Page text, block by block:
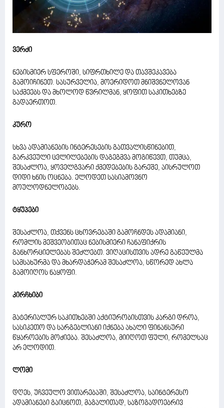
ვერძი
ნებისმიერ სფეროში, სიფრთხილე და თავშეკავება
გამოიჩინეთ. სასურველია, მოერიდოთ მნიშვნელოვან
საქმეებს და მხოლოდ წვრილმან, ყოფით საკითხებზე
გადაერთოთ.
კურო
სხვა ადამიანების ინტერესების გათვალისწინებით,
გარკვეული ცვლილებების დაგეგმვა მოგიწევთ, თუმცა,
შესაძლოა, ყოველგვარი ქმედებების გარეშე, აისრულოთ
დიდი ხნის ოცნება. ელოდეთ სასიამოვნო
მოულოდნელობებს.
ტყუპები
შესაძლოა, თქვენს ცხოვრებაში გამოჩნდეს ადამიანი,
რომლის მეშვეობითაც ნებისმიერი ჩანაფიქრის
განხორციელებას შეძლებთ. ვიღაცისთვის ადრე გაწეულმა
სამსახურმა და მხარდაჭერამ შესაძლოა, სწორედ ახლა
გამოიღოს ნაყოფი.
კირჩხიბი
მატერიალურ საკითხებში აქტიურობისთვის კარგი დროა,
სასიკეთო და სარგებლიანი იქნება ახალი ფინანსური
წყაროების მოძიება. შესაძლოა, მიიღოთ ფული, რომელსაც
არ ელოდით.
ლომი
დღეს, უჩვეულო ვითარებაში, შესაძლოა, საინტერესო
ადამიანები გაიცნოთ, მაგალითად, საზოგადოებრივ